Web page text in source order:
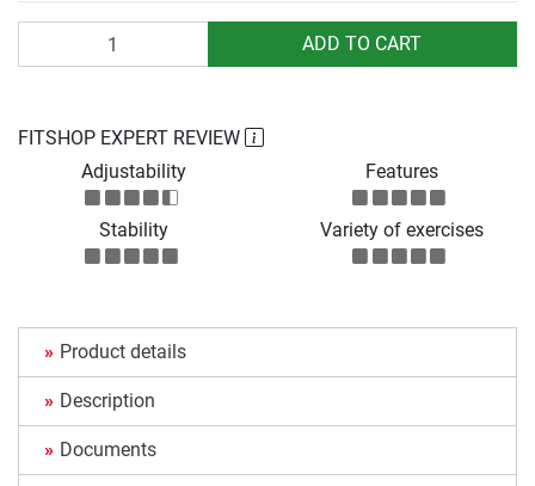
ADD TO CART
FITSHOP EXPERT REVIEW
Adjustability
Features
Stability Variety of exercises
Product details
Description
Documents